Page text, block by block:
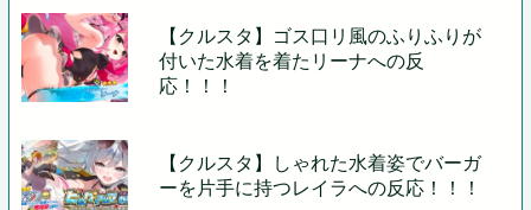
【クルスタ】ゴス口リ風のふりふりが
付いた水着を着たリーナへの反
応！！！
【クルスタ】しゃれた水着姿でバーガ
ーを片手に持つレイラへの反応！！！